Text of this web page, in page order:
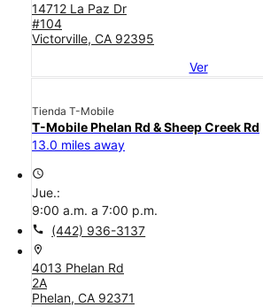
14712 La Paz Dr
#104
Victorville, CA 92395
Ver
Tienda T-Mobile
T-Mobile Phelan Rd & Sheep Creek Rd
13.0 miles away
access_time
Jue.:
9:00 a.m. a 7:00 p.m.
call (442) 936-3137
location_on
4013 Phelan Rd
2A
Phelan, CA 92371